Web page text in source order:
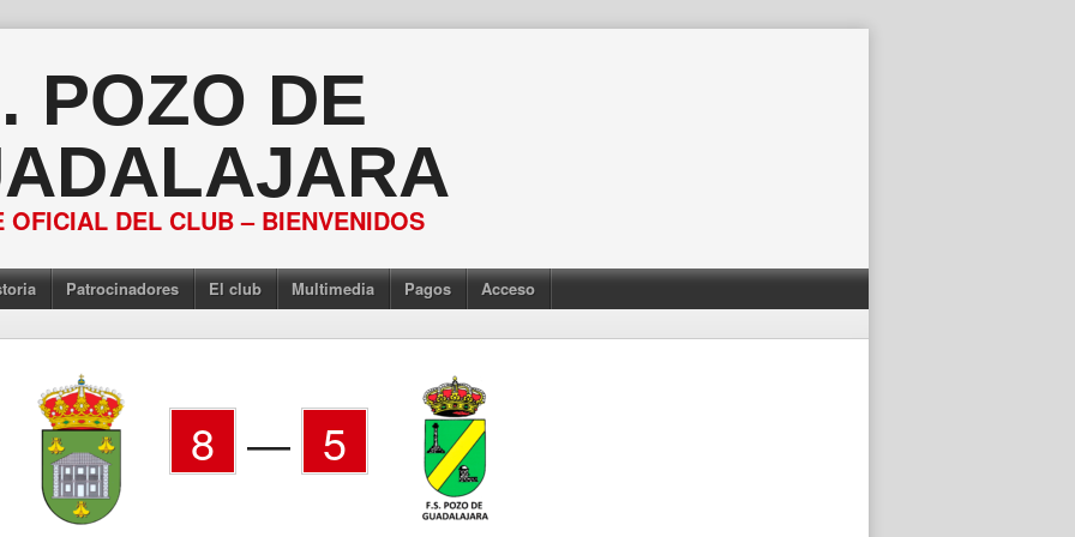
POZO DE
OFICIAL DEL CLUB – BIENVENIDOS
Patrocinadores El club Multimedia Pagos Acceso
8 — 5